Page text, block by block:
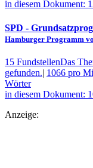
in diesem Dokument:
SPD -
Hamburger Programm
15 FundstellenDas
gefunden.| 1066 pro
Wörter
in diesem Dokument:
Anzeige: